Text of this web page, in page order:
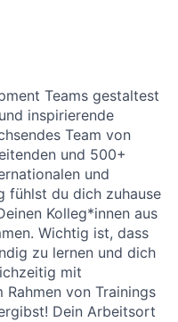
Teams gestaltest
inspirierende
Team von
und 500+
und
fühlst du dich zuhause
Kolleg*innen aus
Wichtig ist, dass
zu lernen und dich
mit
Rahmen von Trainings
Dein Arbeitsort